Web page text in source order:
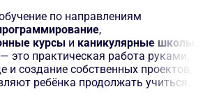
по направлениям
,
курсы и каникулярные школы
это практическая работа руками,
и создание собственных проектов,
ребёнка продолжать учиться.